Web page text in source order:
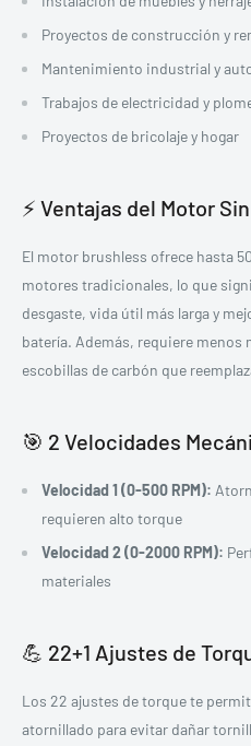
Proyectos de construcción y
Mantenimiento industrial y
Trabajos de electricidad y
Proyectos de bricolaje y hogar
⚡ Ventajas del Motor
El motor brushless ofrece hasta
motores tradicionales, lo que
desgaste, vida útil más larga y
batería. Además, requiere
escobillas de carbón que
🎯 2 Velocidades
Velocidad 1 (0-500 RPM):
requieren alto torque
Velocidad 2 (0-2000 RPM):
materiales
💪 22+1 Ajustes de
Los 22 ajustes de torque te
atornillado para evitar dañar